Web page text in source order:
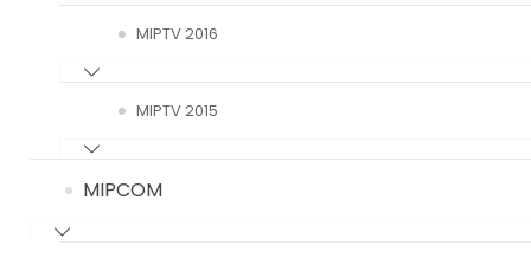
MIPTV 2016
MIPTV 2015
MIPCOM